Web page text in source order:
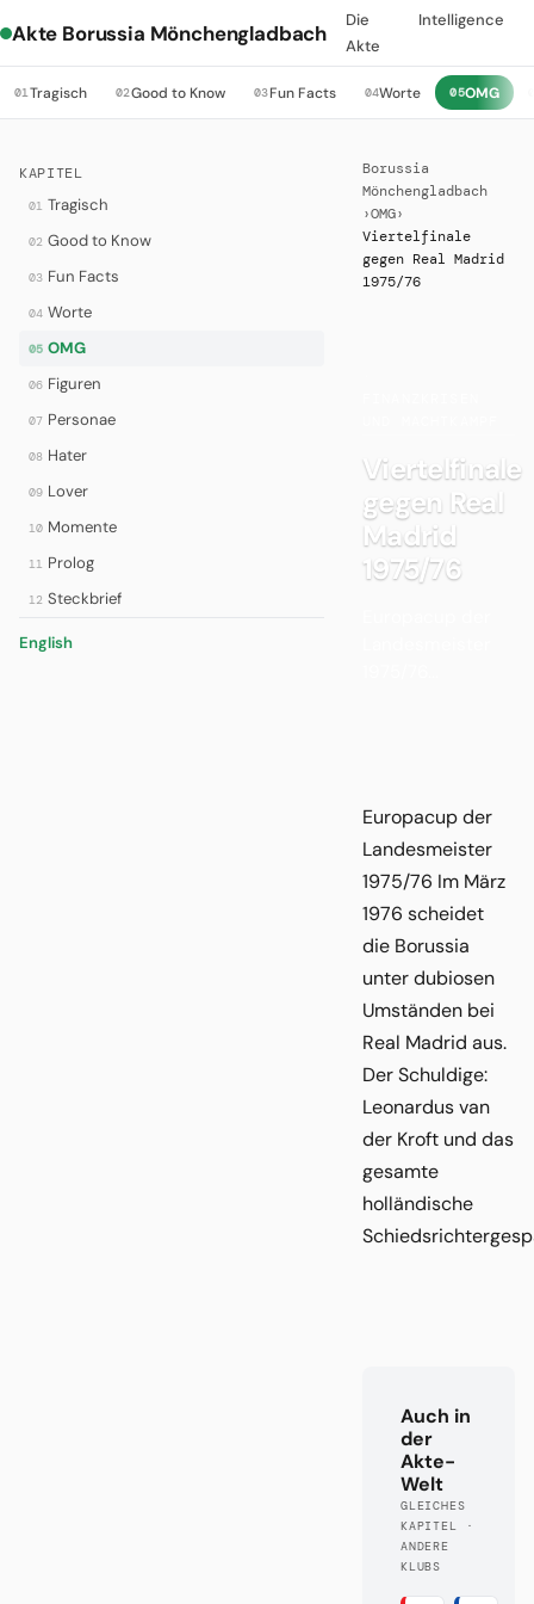
Akte Borussia Mönchengladbach
Die
Akte
Intelligence
01Tragisch 02Good to Know 03Fun Facts 04Worte 05OMG
KAPITEL
01 Tragisch
02 Good to Know
03 Fun Facts
04 Worte
05 OMG
06 Figuren
07 Personae
08 Hater
09 Lover
10 Momente
11 Prolog
12 Steckbrief
English
Borussia
Mönchengladbach
›OMG›
Viertelfinale
gegen Real Madrid
1975/76
Viertelfinale
gegen Real
Madrid
1975/76
Europacup der
Landesmeister
1975/76 Im März
1976 scheidet
die Borussia
unter dubiosen
Umständen bei
Real Madrid aus.
Der Schuldige:
Leonardus van
der Kroft und das
gesamte
holländische
Auch in
der
Akte-
Welt
GLEICHES
KAPITEL ·
ANDERE
KLUBS